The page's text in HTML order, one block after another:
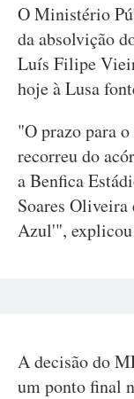
O Ministério
da absolvição
Luís Filipe
hoje à Lusa
"O prazo para
recorreu do
a Benfica
Soares
Azul'", explicou
A decisão do
um ponto final